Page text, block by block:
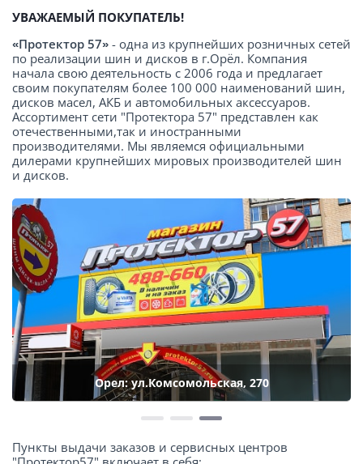
Орел: ул.Комсомольская, 270
УВАЖАЕМЫЙ ПОКУПАТЕЛЬ!
«Протектор 57» - одна из крупнейших розничных сетей
по реализации шин и дисков в г.Орёл. Компания
начала свою деятельность с 2006 года и предлагает
своим покупателям более 100 000 наименований шин,
дисков масел, АКБ и автомобильных аксессуаров.
Ассортимент сети "Протектора 57" представлен как
отечественными,так и иностранными
производителями. Мы являемся официальными
дилерами крупнейших мировых производителей шин
и дисков.
Пункты выдачи заказов и сервисных центров